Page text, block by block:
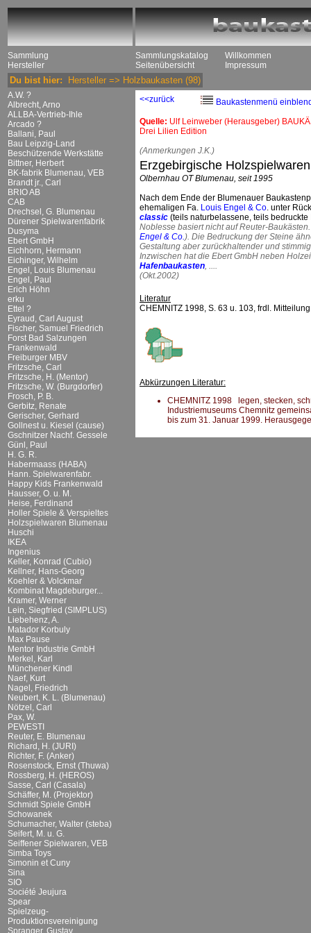
Sammlung
Hersteller
Sammlungskatalog
Seitenübersicht
Willkommen
Impressum
Du bist hier: Hersteller => Holzbaukasten (98)
A.W. ?
Albrecht, Arno
ALLBA-Vertrieb-Ihle
Arcado ?
Ballani, Paul
Bau Leipzig-Land
Beschützende Werkstätte
Bittner, Herbert
BK-fabrik Blumenau, VEB
Brandt jr., Carl
BRIO AB
CAB
Drechsel, G. Blumenau
Dürener Spielwarenfabrik
Dusyma
Ebert GmbH
Eichhorn, Hermann
Eichinger, Wilhelm
Engel, Louis Blumenau
Engel, Paul
Erich Höhn
erku
Ettel ?
Eyraud, Carl August
Fischer, Samuel Friedrich
Forst Bad Salzungen
Frankenwald
Freiburger MBV
Fritzsche, Carl
Fritzsche, H. (Mentor)
Fritzsche, W. (Burgdorfer)
Frosch, P. B.
Gerbitz, Renate
Gerischer, Gerhard
Gollnest u. Kiesel (cause)
Gschnitzer Nachf. Gessele
Günl, Paul
H. G. R.
Habermaass (HABA)
Hann. Spielwarenfabr.
Happy Kids Frankenwald
Hausser, O. u. M.
Heise, Ferdinand
Holler Spiele & Verspieltes
Holzspielwaren Blumenau
Huschi
IKEA
Ingenius
Keller, Konrad (Cubio)
Kellner, Hans-Georg
Koehler & Volckmar
Kombinat Magdeburger...
Kramer, Werner
Lein, Siegfried (SIMPLUS)
Liebehenz, A.
Matador Korbuly
Max Pause
Mentor Industrie GmbH
Merkel, Karl
Münchener Kindl
Naef, Kurt
Nagel, Friedrich
Neubert, K. L. (Blumenau)
Nötzel, Carl
Pax, W.
PEWESTI
Reuter, E. Blumenau
Richard, H. (JURI)
Richter, F. (Anker)
Rosenstock, Ernst (Thuwa)
Rossberg, H. (HEROS)
Sasse, Carl (Casala)
Schäffer, M. (Projektor)
Schmidt Spiele GmbH
Schowanek
Schumacher, Walter (steba)
Seifert, M. u. G.
Seiffener Spielwaren, VEB
Simba Toys
Simonin et Cuny
Sina
SIO
Société Jeujura
Spear
Spielzeug-
Produktionsvereinigung
Spranger, Gustav
<<zurück
Baukastenmenü
Quelle: Ulf Leinweber (Herausgeber)
Drei Lilien Edition
(Anmerkungen J.K.)
Erzgebirgische
Olbernhau OT Blumenau, seit 1995
Nach dem Ende der Blumenauer
ehemaligen Fa. Louis Engel & Co. unter
classic (teils naturbelassene, teils bedruckte
Noblesse basiert nicht auf Reuter-
Engel & Co.). Die Bedruckung der Steine
Gestaltung aber zurückhaltender und
Inzwischen hat die Ebert GmbH neben
Hafenbaukasten, ....
(Okt.2002)
Literatur
CHEMNITZ 1998, S. 63 u. 103, frdl.
Abkürzungen Literatur:
CHEMNITZ 1998 legen, stecken,
Industriemuseums Chemnitz
bis zum 31. Januar 1999.